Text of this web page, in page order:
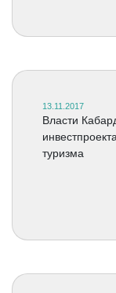
13.11.2017
Власти
туризма